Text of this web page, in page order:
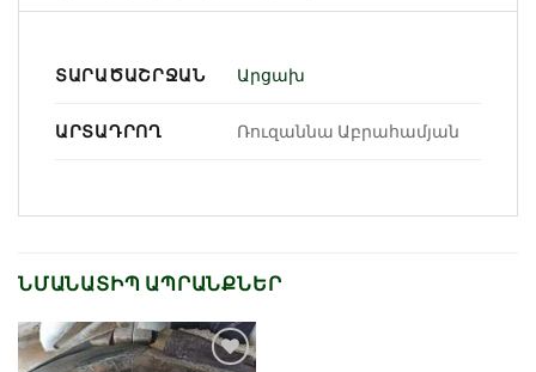
ՏԱՐԱԾԱՇՐՋԱՆ Արցախ
ԱՐՏԱԴՐՈՂ Ռուզաննա Աբրահամյան
ՆՄԱՆԱՏԻՊ ԱՊՐԱՆՔՆԵՐ